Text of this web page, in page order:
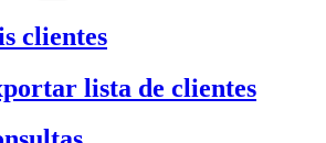
clientes
lista de clientes